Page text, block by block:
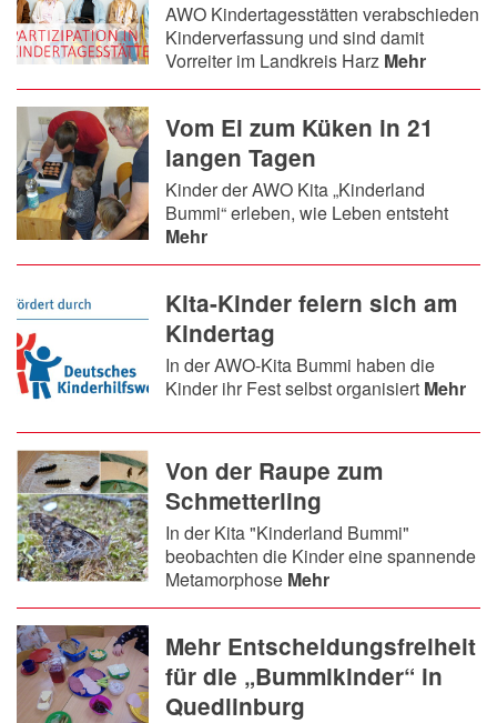
AWO Kindertagesstätten verabschieden
Kinderverfassung und sind damit
Vorreiter im Landkreis Harz Mehr
Vom Ei zum Küken in 21
langen Tagen
Kinder der AWO Kita „Kinderland
Bummi“ erleben, wie Leben entsteht
Mehr
Kita-Kinder feiern sich am
Kindertag
In der AWO-Kita Bummi haben die
Kinder ihr Fest selbst organisiert Mehr
Von der Raupe zum
Schmetterling
In der Kita "Kinderland Bummi"
beobachten die Kinder eine spannende
Metamorphose Mehr
Mehr Entscheidungsfreiheit
für die „Bummikinder“ in
Quedlinburg